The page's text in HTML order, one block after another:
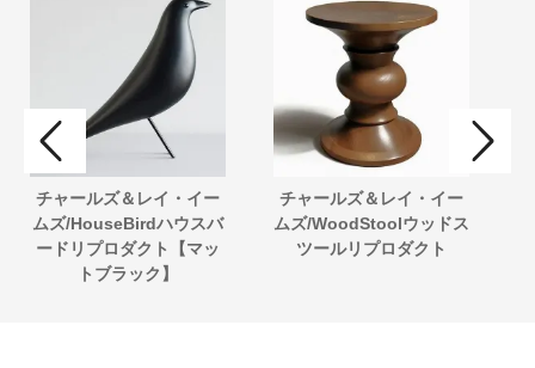
チャールズ＆レイ・イー
ムズ/HouseBirdハウスバ
ードリプロダクト【マッ
トブラック】
チャールズ＆レイ・イー
ムズ/WoodStoolウッドス
ツールリプロダクト